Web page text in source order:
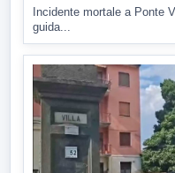
Incidente mortale a Ponte
guida...